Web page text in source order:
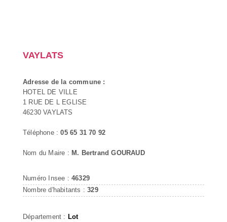
VAYLATS
Adresse de la commune :
HOTEL DE VILLE
1 RUE DE L EGLISE
46230 VAYLATS
Téléphone :05 65 31 70 92
Nom du Maire : M. Bertrand GOURAUD
Numéro Insee : 46329
Nombre d'habitants :329
Département : Lot